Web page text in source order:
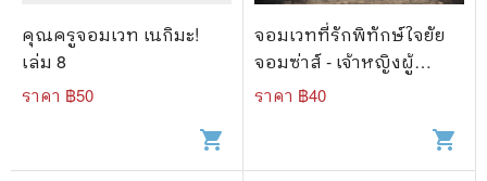
คุณครูจอมเวท เนกิมะ!
เล่ม 8
ราคา ฿50
shopping_cart
จอมเวทที่รักพิทักษ์ใจยัย
จอมซ่าส์ - เจ้าหญิงผู้
เลอโฉม
ราคา ฿40
shopping_cart